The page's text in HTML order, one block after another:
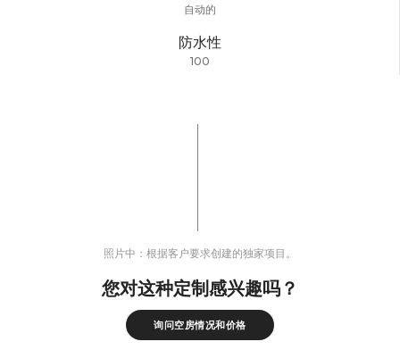
自动的
防水性
100
照片中：根据客户要求创建的独家项目。
您对这种定制感兴趣吗？
询问空房情况和价格